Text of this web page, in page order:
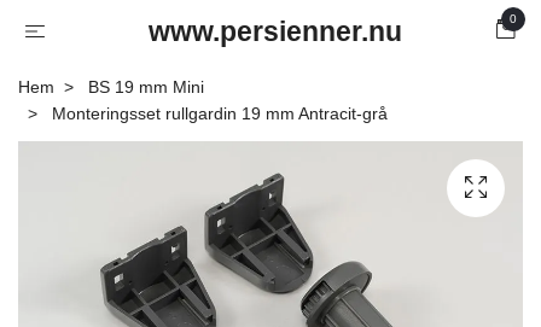
www.persienner.nu 0
Hem
BS 19 mm Mini
Monteringsset rullgardin 19 mm Antracit-grå